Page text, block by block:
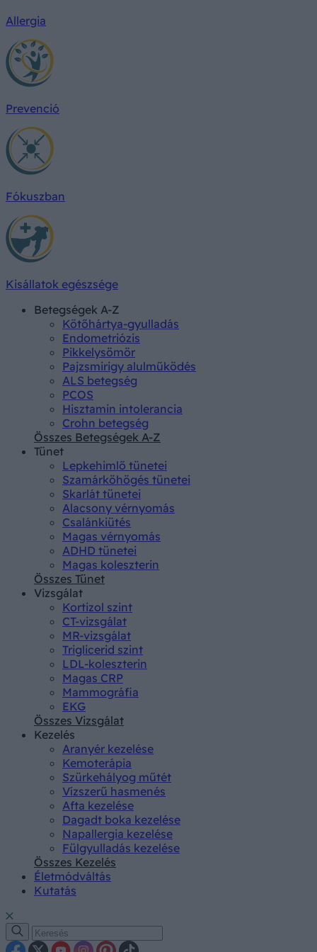
Allergia
Prevenció
Fókuszban
Kisállatok egészsége
Betegségek A-Z
Kötőhártya-gyulladás
Endometriózis
Pikkelysömör
Pajzsmirigy alulműködés
ALS betegség
PCOS
Hisztamin intolerancia
Crohn betegség
Összes Betegségek A-Z
Tünet
Lepkehimlő tünetei
Szamárköhögés tünetei
Skarlát tünetei
Alacsony vérnyomás
Csalánkiütés
Magas vérnyomás
ADHD tünetei
Magas koleszterin
Összes Tünet
Vizsgálat
Kortizol szint
CT-vizsgálat
MR-vizsgálat
Triglicerid szint
LDL-koleszterin
Magas CRP
Mammográfia
EKG
Összes Vizsgálat
Kezelés
Aranyér kezelése
Kemoterápia
Szürkehályog műtét
Vízszerű hasmenés
Afta kezelése
Dagadt boka kezelése
Napallergia kezelése
Fülgyulladás kezelése
Összes Kezelés
Életmódváltás
Kutatás